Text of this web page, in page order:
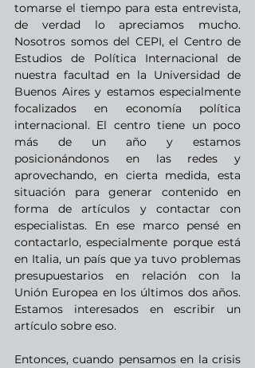
tomarse el tiempo para esta entrevista,
de verdad lo apreciamos mucho.
Nosotros somos del CEPI, el Centro de
Estudios de Política Internacional de
nuestra facultad en la Universidad de
Buenos Aires y estamos especialmente
focalizados en economía política
internacional. El centro tiene un poco
más de un año y estamos
posicionándonos en las redes y
aprovechando, en cierta medida, esta
situación para generar contenido en
forma de artículos y contactar con
especialistas. En ese marco pensé en
contactarlo, especialmente porque está
en Italia, un país que ya tuvo problemas
presupuestarios en relación con la
Unión Europea en los últimos dos años.
Estamos interesados en escribir un
artículo sobre eso.
Entonces, cuando pensamos en la crisis